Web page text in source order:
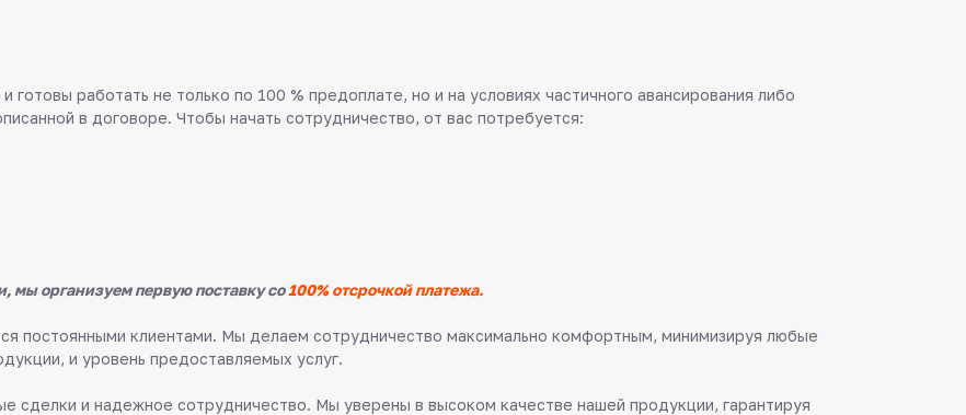
готовы работать не только по 100 % предоплате, но и на условиях частичного авансирования либо
в договоре. Чтобы начать сотрудничество, от вас потребуется:
мы организуем первую поставку со100% отсрочкой платежа.
постоянными клиентами. Мы делаем сотрудничество максимально комфортным, минимизируя любые
и уровень предоставляемых услуг.
сделки и надежное сотрудничество. Мы уверены в высоком качестве нашей продукции, гарантируя